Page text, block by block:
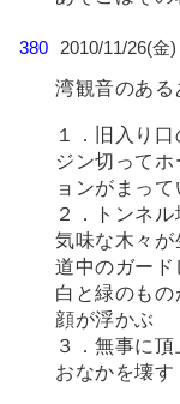
380 2010/11/26(金
湾観音のある
１．旧入り
ジン切って
ョンがまって
２．トンネ
気味な木々
道中のガー
白と緑のも
顔が浮かぶ
３．無事に
おなかを壊す